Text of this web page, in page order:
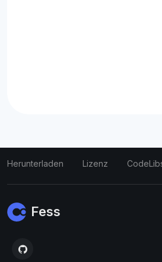
Herunterladen Lizenz
Fess